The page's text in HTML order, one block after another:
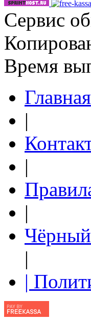
Сервис
Время
Главная
|
|
|
|
|